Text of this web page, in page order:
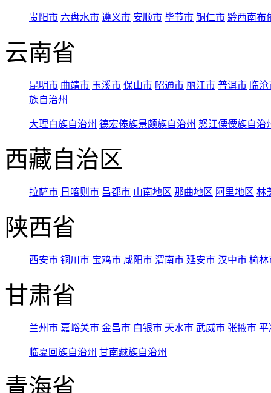
贵阳市 六盘水市 遵义市 安顺市 毕节市 铜仁市 黔西南布
云南省
昆明市 曲靖市 玉溪市 保山市 昭通市 丽江市 普洱市 临
族自治州
大理白族自治州 德宏傣族景颇族自治州 怒江傈僳族自治
西藏自治区
拉萨市 日喀则市 昌都市 山南地区 那曲地区 阿里地区 林
陕西省
西安市 铜川市 宝鸡市 咸阳市 渭南市 延安市 汉中市 榆林
甘肃省
兰州市 嘉峪关市 金昌市 白银市 天水市 武威市 张掖市 平
临夏回族自治州 甘南藏族自治州
青海省